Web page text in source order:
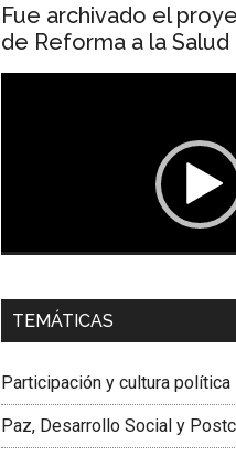
Fue archivado el
de Reforma a la Salud
Dra. Carolina Corcho Mejía,
Latinoamericana Sur,
TEMÁTICAS
Participación y cultura política
Paz, Desarrollo Social y